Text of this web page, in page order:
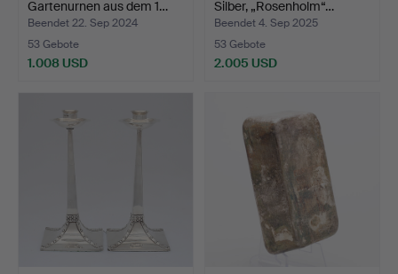
Gartenurnen aus dem 1…
Beendet 22. Sep 2024
53 Gebote
1.008 USD
Silber, „Rosenholm“…
Beendet 4. Sep 2025
53 Gebote
2.005 USD